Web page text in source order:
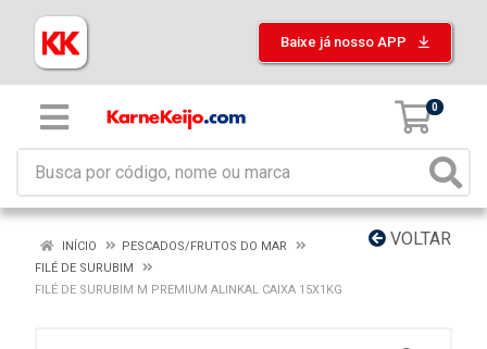
Baixe já nosso APP
0
VOLTAR
INÍCIO
PESCADOS/FRUTOS DO MAR
FILÉ DE SURUBIM
FILÉ DE SURUBIM M PREMIUM ALINKAL CAIXA 15X1KG